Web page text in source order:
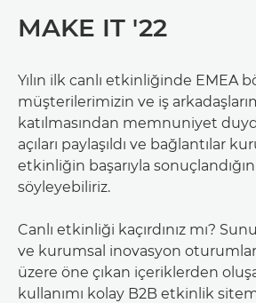
MAKE IT '22
Yılın ilk canlı etkinliğinde EMEA
müşterilerimizin ve iş
katılmasından memnuniyet
açıları paylaşıldı ve bağlantılar
etkinliğin başarıyla
söyleyebiliriz.
Canlı etkinliği kaçırdınız mı?
ve kurumsal inovasyon
üzere öne çıkan içeriklerden
kullanımı kolay B2B etkinlik